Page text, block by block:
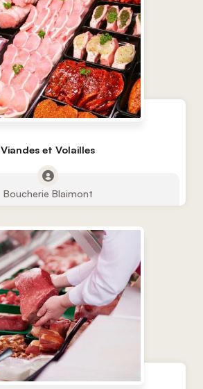
Viandes et Volailles
Boucherie Blaimont